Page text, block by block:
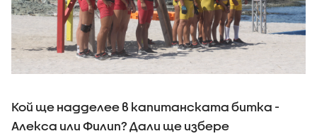
Кой ще надделее в капитанската битка -
Алекса или Филип? Дали ще избере